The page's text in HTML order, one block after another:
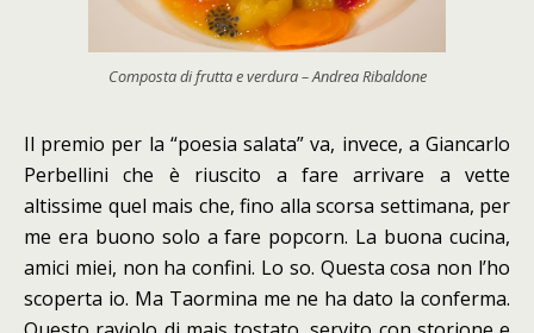
Composta di frutta e verdura – Andrea Ribaldone
Il premio per la “poesia salata” va, invece, a Giancarlo
Perbellini che è riuscito a fare arrivare a vette
altissime quel mais che, fino alla scorsa settimana, per
me era buono solo a fare popcorn. La buona cucina,
amici miei, non ha confini. Lo so. Questa cosa non l’ho
scoperta io. Ma Taormina me ne ha dato la conferma.